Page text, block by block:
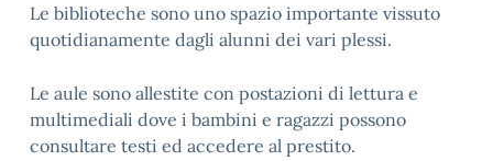
Le biblioteche sono uno spazio importante vissuto
quotidianamente dagli alunni dei vari plessi.
Le aule sono allestite con postazioni di lettura e
multimediali dove i bambini e ragazzi possono
consultare testi ed accedere al prestito.